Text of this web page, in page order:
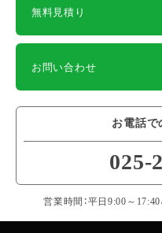
無料見積り
お問い合わせ
お電話で
025-
営業時間：平日9:00～